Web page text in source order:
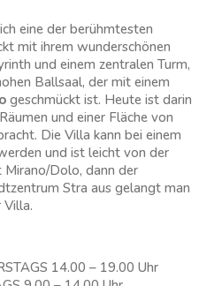
eine der berühmtesten
mit ihrem wunderschönen
und einem zentralen Turm,
Ballsaal, der mit einem
geschmückt ist. Heute ist darin
und einer Fläche von
Die Villa kann bei einem
und ist leicht von der
Dolo, dann der
Stra aus gelangt man
14.00 – 19.00 Uhr